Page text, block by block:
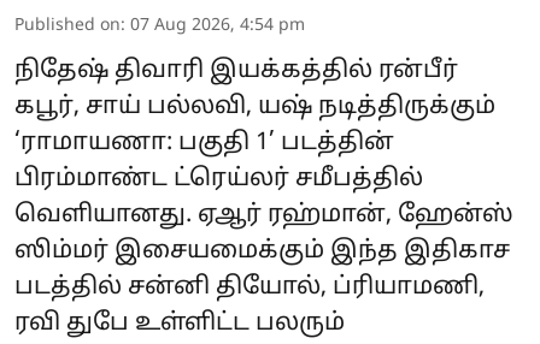
Published on: 07 Aug 2026, 4:54 pm
நிதேஷ் திவாரி இயக்கத்தில் ரன்பீர்
கபூர், சாய் பல்லவி, யஷ் நடித்திருக்கும்
‘ராமாயணா: பகுதி 1’ படத்தின்
பிரம்மாண்ட ட்ரெய்லர் சமீபத்தில்
வெளியானது. ஏஆர் ரஹ்மான், ஹேன்ஸ்
ஸிம்மர் இசையமைக்கும் இந்த இதிகாச
படத்தில் சன்னி தியோல், ப்ரியாமணி,
ரவி துபே உள்ளிட்ட பலரும்